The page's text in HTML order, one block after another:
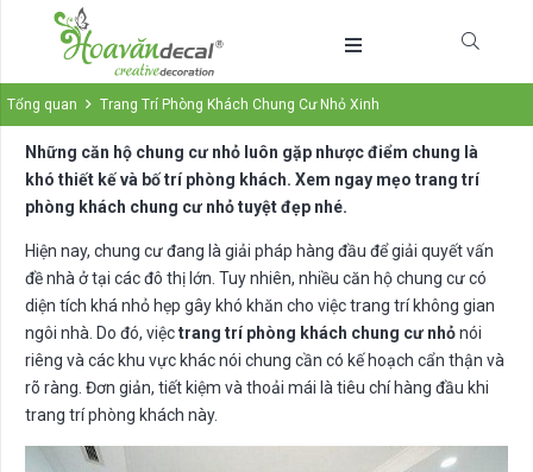
Tổng quan Trang Trí Phòng Khách Chung Cư Nhỏ Xinh
Những căn hộ chung cư nhỏ luôn gặp nhược điểm chung là
khó thiết kế và bố trí phòng khách. Xem ngay mẹo trang trí
phòng khách chung cư nhỏ tuyệt đẹp nhé.
Hiện nay, chung cư đang là giải pháp hàng đầu để giải quyết vấn
đề nhà ở tại các đô thị lớn. Tuy nhiên, nhiều căn hộ chung cư có
diện tích khá nhỏ hẹp gây khó khăn cho việc trang trí không gian
ngôi nhà. Do đó, việctrang trí phòng khách chung cư nhỏnói
riêng và các khu vực khác nói chung cần có kế hoạch cẩn thận và
rõ ràng. Đơn giản, tiết kiệm và thoải mái là tiêu chí hàng đầu khi
trang trí phòng khách này.